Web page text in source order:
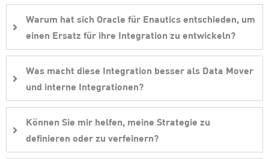
Warum hat sich Oracle für Enautics entschieden, um
einen Ersatz für ihre Integration zu entwickeln?
Was macht diese Integration besser als Data Mover
und interne Integrationen?
Können Sie mir helfen, meine Strategie zu
definieren oder zu verfeinern?